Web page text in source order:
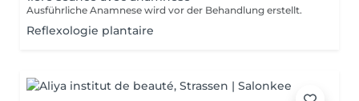
Ausführliche Anamnese wird vor der Behandlung erstellt.
Reflexologie plantaire